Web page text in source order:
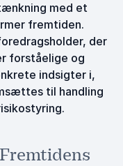
med et
fremtiden.
der
forståelige og
indsigter i,
til handling